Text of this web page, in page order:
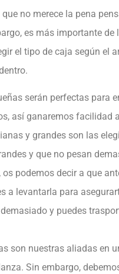
no merece la pena
es más importante de
el tipo de caja según el
serán perfectas para
así ganaremos facilidad
y grandes son las
y que no pesan
os podemos decir a que
a levantarla para
y puedes
son nuestras aliadas en
Sin embargo,